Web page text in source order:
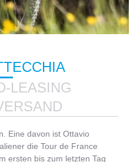
LEASING
Eine davon ist Ottavio
die Tour de France
ersten bis zum letzten Tag